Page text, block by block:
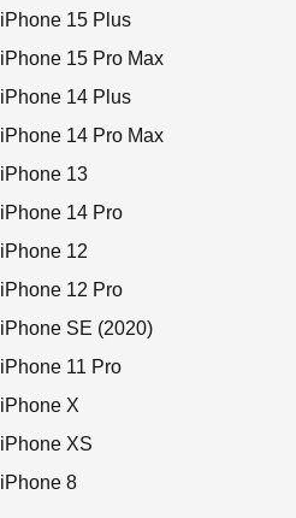
iPhone 15 Plus
iPhone 15 Pro Max
iPhone 14 Plus
iPhone 14 Pro Max
iPhone 13
iPhone 14 Pro
iPhone 12
iPhone 12 Pro
iPhone SE (2020)
iPhone 11 Pro
iPhone X
iPhone XS
iPhone 8